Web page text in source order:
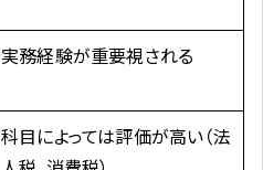
実務経験が重要視される
科目によっては評価が高い（法